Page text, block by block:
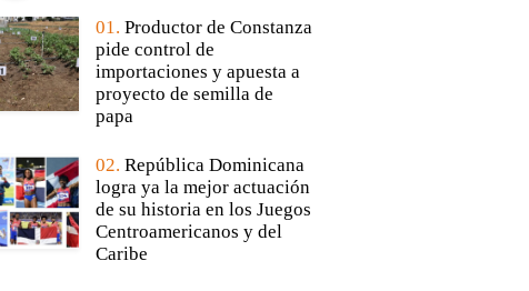
01. Productor de Constanza
pide control de
importaciones y apuesta a
proyecto de semilla de
papa
02. República Dominicana
logra ya la mejor actuación
de su historia en los Juegos
Centroamericanos y del
Caribe